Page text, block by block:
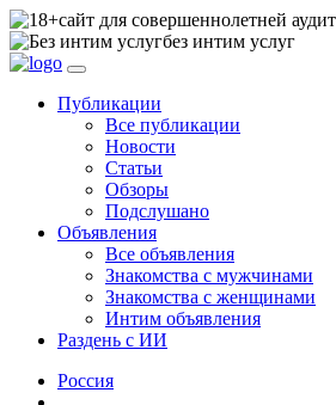
сайт для совершеннолетней
без интим услуг
Публикации
Все публикации
Новости
Статьи
Обзоры
Подслушано
Объявления
Все объявления
Знакомства с мужчинами
Знакомства с женщинами
Интим объявления
Раздень с ИИ
Россия